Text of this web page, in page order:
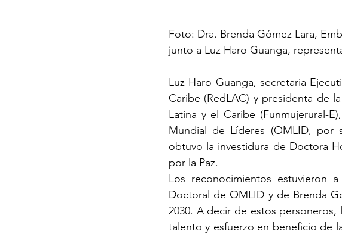
Foto: Dra. Brenda Gómez Lara,
junto a Luz Haro Guanga,
Luz Haro Guanga, secretaria
Caribe (RedLAC) y presidenta de
Latina y el Caribe (Funmujerural-
Mundial de Líderes (OMLID, por
obtuvo la investidura de Doctora
por la Paz.
Los reconocimientos estuvieron
Doctoral de OMLID y de Brenda
2030. A decir de estos
talento y esfuerzo en beneficio de